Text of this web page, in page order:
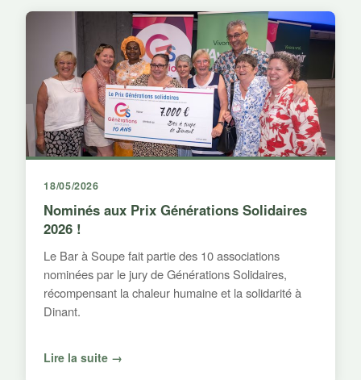
18/05/2026
Nominés aux Prix Générations Solidaires
2026 !
Le Bar à Soupe fait partie des 10 associations
nominées par le jury de Générations Solidaires,
récompensant la chaleur humaine et la solidarité à
Dinant.
Lire la suite →